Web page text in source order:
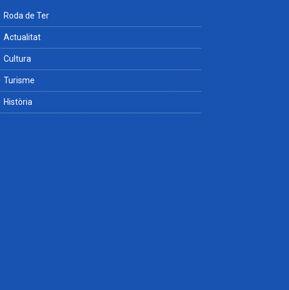
Roda de Ter
Actualitat
Cultura
Turisme
Història